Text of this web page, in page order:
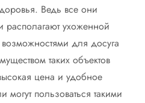
Ведь все они
располагают ухоженной
для досуга
таких объектов
цена и удобное
могут пользоваться такими